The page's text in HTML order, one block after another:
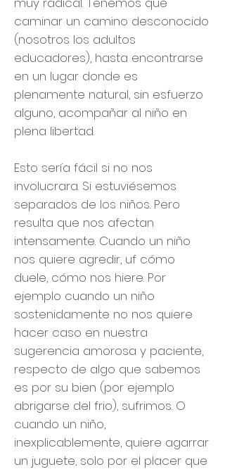
caminar un camino desconocido
(nosotros los adultos
educadores), hasta encontrarse
en un lugar donde es
plenamente natural, sin esfuerzo
alguno, acompañar al niño en
plena libertad.
Esto sería fácil si no nos
involucrara. Si estuviésemos
separados de los niños. Pero
resulta que nos afectan
intensamente. Cuando un niño
nos quiere agredir, uf cómo
duele, cómo nos hiere. Por
ejemplo cuando un niño
sostenidamente no nos quiere
hacer caso en nuestra
sugerencia amorosa y paciente,
respecto de algo que sabemos
es por su bien (por ejemplo
abrigarse del frio), sufrimos. O
cuando un niño,
inexplicablemente, quiere agarrar
un juguete, solo por el placer que